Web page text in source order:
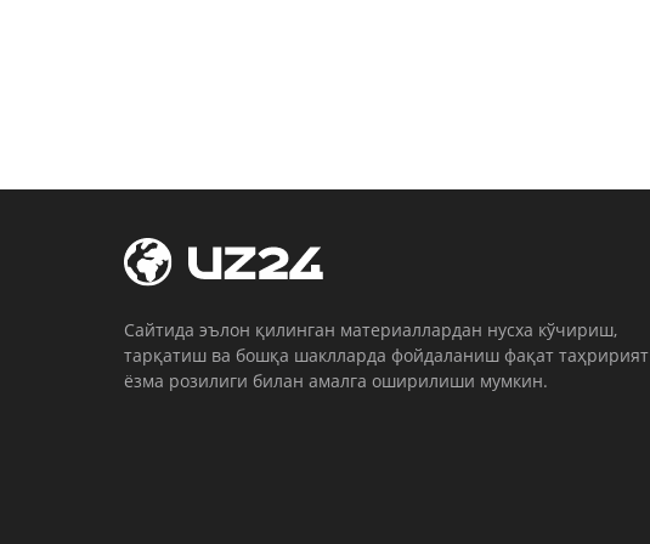
Cайтида эълон қилинган материаллардан нусха кўчириш,
тарқатиш ва бошқа шаклларда фойдаланиш фақат таҳририят
ёзма розилиги билан амалга оширилиши мумкин.